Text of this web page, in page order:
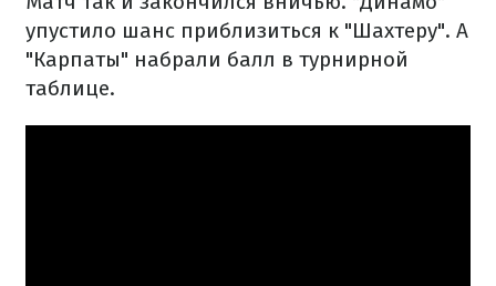
упустило шанс приблизиться к "Шахтеру". А
"Карпаты" набрали балл в турнирной
таблице.